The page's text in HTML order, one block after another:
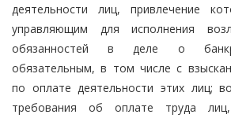
деятельности лиц, привлечение
управляющим для исполнения
обязанностей в деле о
обязательным, в том числе с
по оплате деятельности этих лиц;
требования об оплате труда